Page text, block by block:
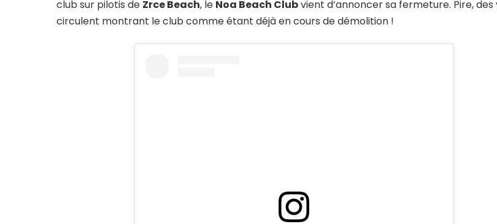
club sur pilotis de Zrce Beach, le Noa Beach Clubvient d’annoncer sa fermeture. Pire, des
circulent montrant le club comme étant déjà en cours de démolition !